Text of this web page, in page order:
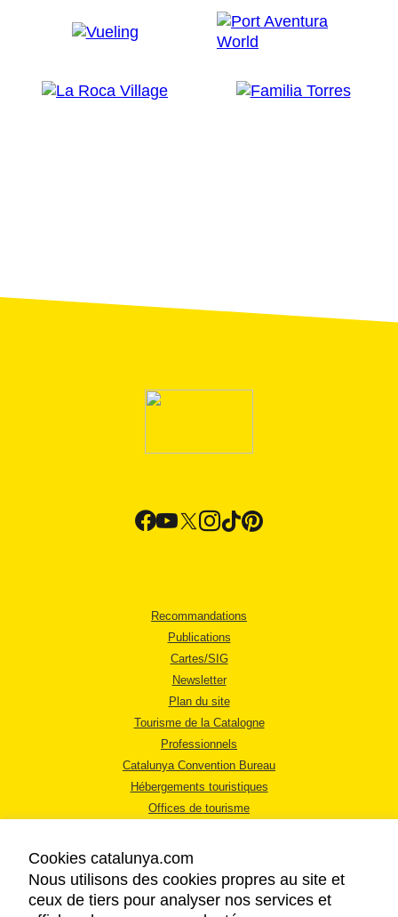
Recommandations
Publications
Cartes/SIG
Newsletter
Plan du site
Tourisme de la Catalogne
Professionnels
Catalunya Convention Bureau
Hébergements touristiques
Offices de tourisme
Cookies catalunya.com
Nous utilisons des cookies propres au site et
ceux de tiers pour analyser nos services et